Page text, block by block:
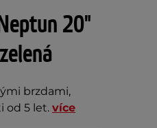
20"
brzdami,
od 5 let. více